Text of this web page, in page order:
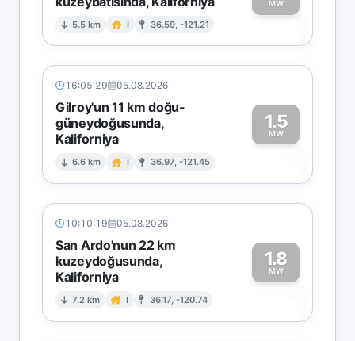
5.5 km I 36.59, -121.21
MW1
16:05:29 05.08.2026
Gilroy'un 11 km doğu-
güneydoğusunda,
Kaliforniya
6.6 km I 36.97, -121.45
1.5
MW
1
10:10:19 05.08.2026
San Ardo'nun 22 km
kuzeydoğusunda,
Kaliforniya
7.2 km I 36.17, -120.74
1.8
MW
1